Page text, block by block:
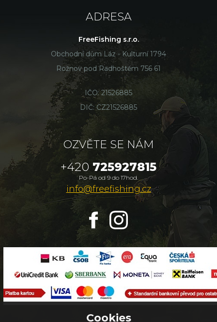
ADRESA
FreeFishing s.r.o.
Obchodní dům Láz - Kulturní 1794
Rožnov pod Radhoštěm 756 61
IČO: 21526885
DIČ: CZ21526885
OZVĚTE SE NÁM
+420 725927815
Po-Pá od 9 do 17hod.
info@freefishing.cz
Cookies